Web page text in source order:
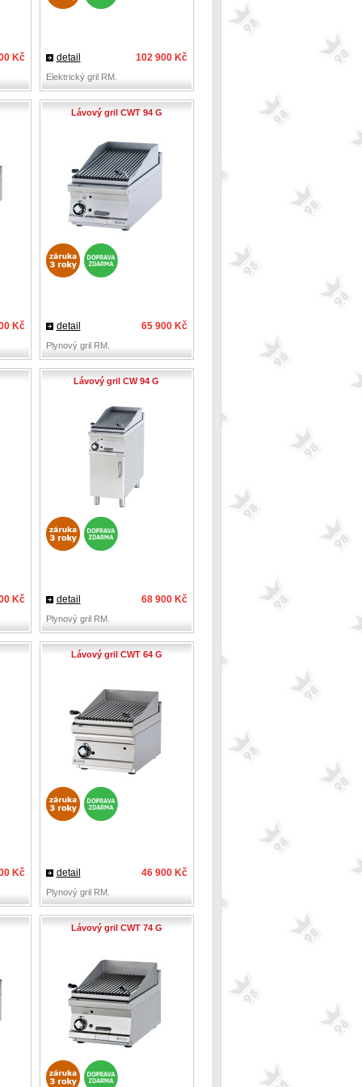
Kč 102 900 Kč
detail
Elektrický gril RM.
Lávový gril CWT 94 G
Kč 65 900 Kč
detail
Plynový gril RM.
Lávový gril CW 94 G
Kč 68 900 Kč
detail
Plynový gril RM.
Lávový gril CWT 64 G
Kč 46 900 Kč
detail
Plynový gril RM.
Lávový gril CWT 74 G